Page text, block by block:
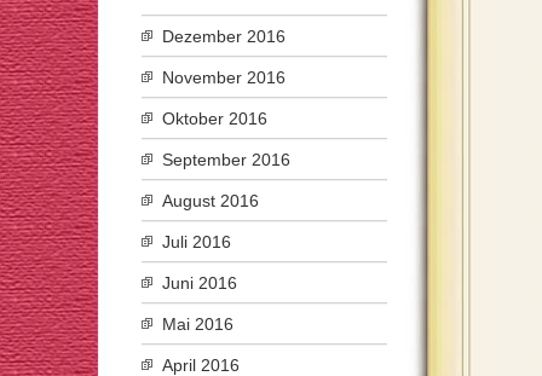
Dezember 2016
November 2016
Oktober 2016
September 2016
August 2016
Juli 2016
Juni 2016
Mai 2016
April 2016